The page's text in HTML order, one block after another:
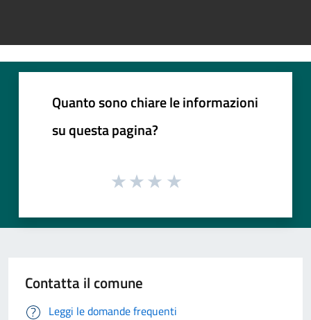
Quanto sono chiare le informazioni
su questa pagina?
Contatta il comune
Leggi le domande frequenti